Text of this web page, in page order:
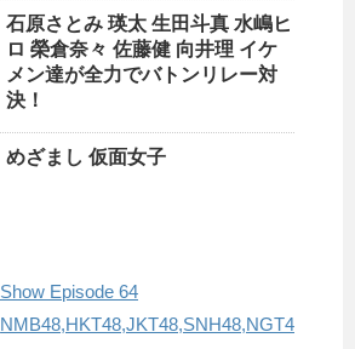
石原さとみ 瑛太 生田斗真 水嶋ヒ
ロ 榮倉奈々 佐藤健 向井理 イケ
メン達が全力でバトンリレー対
決！
めざまし 仮面女子
Episode 64